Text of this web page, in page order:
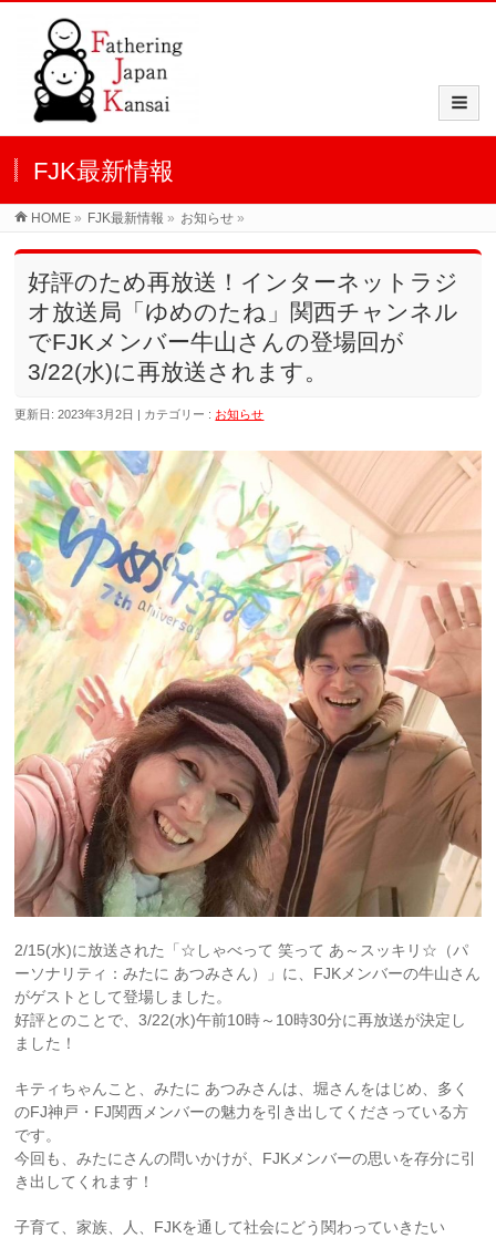
FJK最新情報
HOME » FJK最新情報 » お知らせ »
好評のため再放送！インターネットラジ
オ放送局「ゆめのたね」関西チャンネル
でFJKメンバー牛山さんの登場回が
3/22(水)に再放送されます。
更新日: 2023年3月2日 カテゴリー : お知らせ
2/15(水)に放送された「☆しゃべって 笑って あ～スッキリ☆（パ
ーソナリティ：みたに あつみさん）」に、FJKメンバーの牛山さん
がゲストとして登場しました。
好評とのことで、3/22(水)午前10時～10時30分に再放送が決定し
ました！
キティちゃんこと、みたに あつみさんは、堀さんをはじめ、多く
のFJ神戸・FJ関西メンバーの魅力を引き出してくださっている方
です。
今回も、みたにさんの問いかけが、FJKメンバーの思いを存分に引
き出してくれます！
子育て、家族、人、FJKを通して社会にどう関わっていきたい